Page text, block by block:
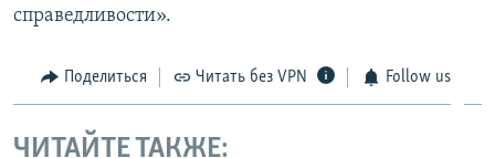
справедливости».
Поделиться Читать без VPN Follow us
ЧИТАЙТЕ ТАКЖЕ: